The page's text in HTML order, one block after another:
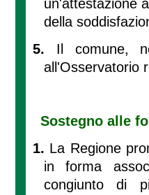
un'attestazione
della
5. Il comune,
all'Osservatorio
Sostegno alle
1. La Regione
in forma
congiunto di